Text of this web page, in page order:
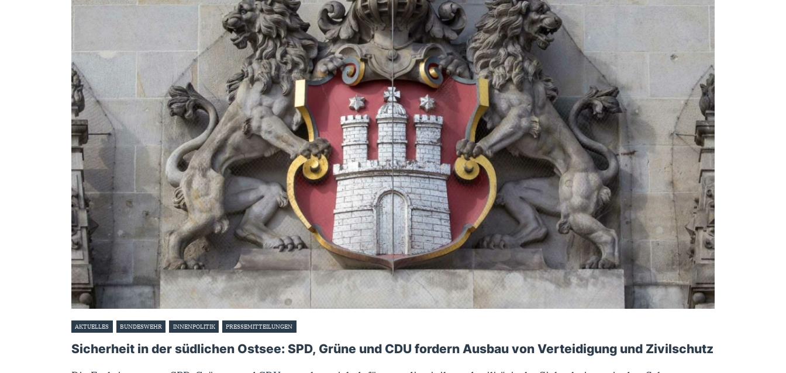
AKTUELLES BUNDESWEHR INNENPOLITIK PRESSEMITTEILUNGEN
Sicherheit in der südlichen Ostsee: SPD, Grüne und CDU fordern Ausbau von Verteidigung und Zivilschutz